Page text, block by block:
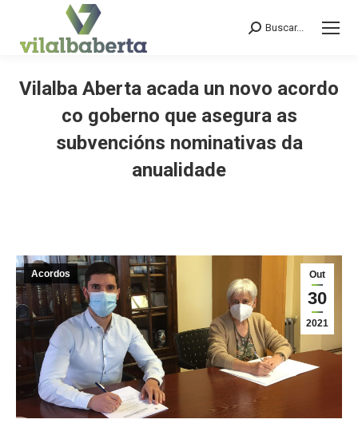
Search:
Buscar...
Vilalba Aberta acada un novo acordo
co goberno que asegura as
subvencións nominativas da
anualidade
Out
30
2021
Acordos